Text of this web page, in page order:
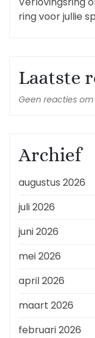
ring voor jullie
Laatste
Geen reacties
Archief
augustus 2026
juli 2026
juni 2026
mei 2026
april 2026
maart 2026
februari 2026